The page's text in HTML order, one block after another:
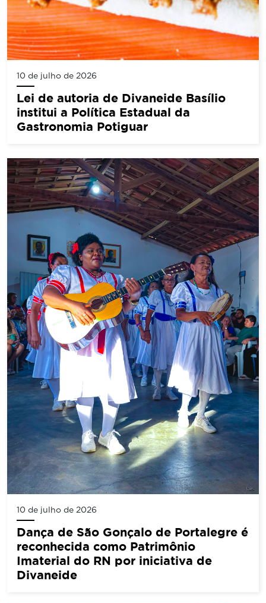
10 de julho de 2026
Lei de autoria de Divaneide Basílio
institui a Política Estadual da
Gastronomia Potiguar
10 de julho de 2026
Dança de São Gonçalo de Portalegre é
reconhecida como Patrimônio
Imaterial do RN por iniciativa de
Divaneide